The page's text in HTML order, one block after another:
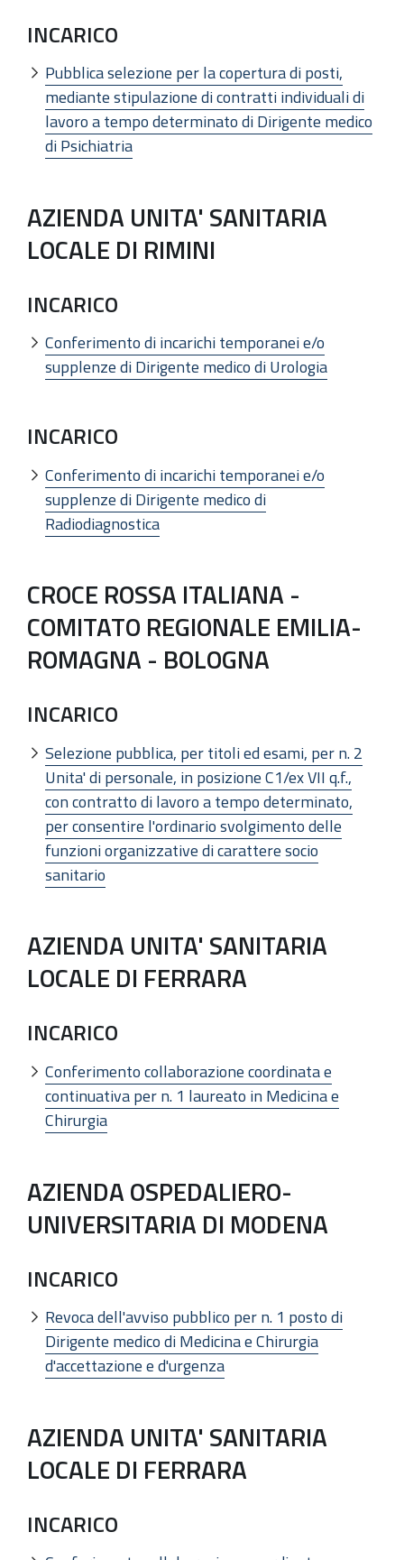
INCARICO
Pubblica selezione per la copertura di posti,
mediante stipulazione di contratti individuali di
lavoro a tempo determinato di Dirigente medico
di Psichiatria
AZIENDA UNITA' SANITARIA
LOCALE DI RIMINI
INCARICO
Conferimento di incarichi temporanei e/o
supplenze di Dirigente medico di Urologia
INCARICO
Conferimento di incarichi temporanei e/o
supplenze di Dirigente medico di
Radiodiagnostica
CROCE ROSSA ITALIANA -
COMITATO REGIONALE EMILIA-
ROMAGNA - BOLOGNA
INCARICO
Selezione pubblica, per titoli ed esami, per n. 2
Unita' di personale, in posizione C1/ex VII q.f.,
con contratto di lavoro a tempo determinato,
per consentire l'ordinario svolgimento delle
funzioni organizzative di carattere socio
sanitario
AZIENDA UNITA' SANITARIA
LOCALE DI FERRARA
INCARICO
Conferimento collaborazione coordinata e
continuativa per n. 1 laureato in Medicina e
Chirurgia
AZIENDA OSPEDALIERO-
UNIVERSITARIA DI MODENA
INCARICO
Revoca dell'avviso pubblico per n. 1 posto di
Dirigente medico di Medicina e Chirurgia
d'accettazione e d'urgenza
AZIENDA UNITA' SANITARIA
LOCALE DI FERRARA
INCARICO